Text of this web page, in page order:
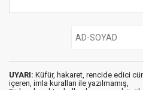
UYARI: Küfür, hakaret, rencide edici
içeren, imla kuralları ile yazılmamış,